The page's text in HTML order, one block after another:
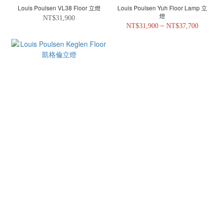
Louis Poulsen VL38 Floor 立燈
NT$31,900
Louis Poulsen Yuh Floor Lamp 立
燈
NT$31,900 ~ NT$37,700